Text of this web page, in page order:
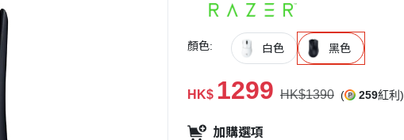
顏色: 白色 黑色
HK$ 1299 HK$1390 ( 259紅利)
加購選項